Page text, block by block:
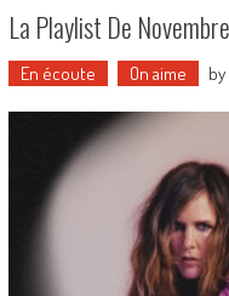
La Playlist De
En écoute On aime by